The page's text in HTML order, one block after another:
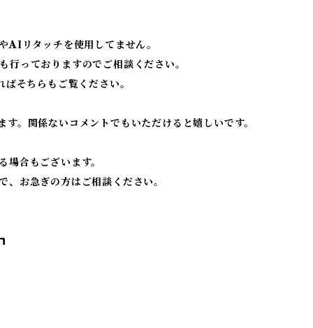
AIリタッチを使用してません。
っておりますのでご相談ください。
そちらもご覧ください。
。関係ないコメントでもいただけると嬉しいです。
合もございます。
お急ぎの方はご相談ください。